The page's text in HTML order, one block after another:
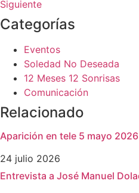
Siguiente
Categorías
Eventos
Soledad No Deseada
12 Meses 12 Sonrisas
Comunicación
Relacionado
Aparición en tele 5 mayo 2026
24 julio 2026
Entrevista a José Manuel